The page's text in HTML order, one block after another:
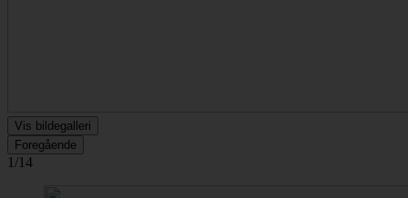
Vis bildegalleri
Foregående
1/14